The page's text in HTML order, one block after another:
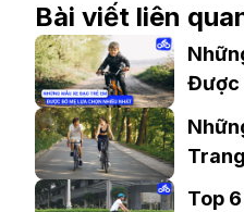
Bài viết liên
Được
Trẻ
Top